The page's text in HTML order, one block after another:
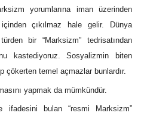
yorumlarına iman üzerinden
çıkılmaz hale gelir. Dünya
bir “Marksizm” tedrisatından
kastediyoruz. Sosyalizmin biten
çökerten temel açmazlar bunlardır.
yapmak da mümkündür.
ifadesini bulan “resmi Marksizm”